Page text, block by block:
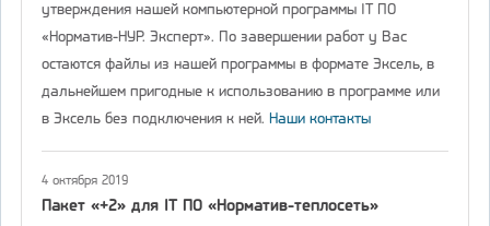
утверждения нашей компьютерной программы IT ПО
«Норматив-НУР. Эксперт». По завершении работ у Вас
остаются файлы из нашей программы в формате Эксель, в
дальнейшем пригодные к использованию в программе или
в Эксель без подключения к ней. Наши контакты
4 октября 2019
Пакет «+2» для IT ПО «Норматив-теплосеть»